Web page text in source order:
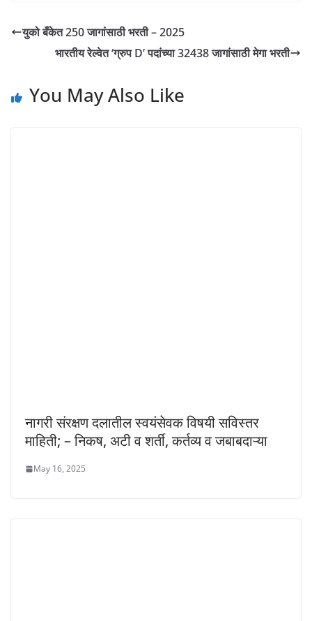
युको बँकेत 250 जागांसाठी भरती – 2025
भारतीय रेल्वेत ‘ग्रुप D’ पदांच्या 32438 जागांसाठी मेगा भरती
You May Also Like
नागरी संरक्षण दलातील स्वयंसेवक विषयी सविस्तर
माहिती; – निकष, अटी व शर्ती, कर्तव्य व जबाबदाऱ्या
May 16, 2025